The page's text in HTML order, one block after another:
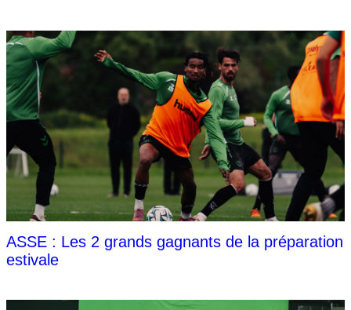
ASSE : Les 2 grands gagnants de la préparation
estivale